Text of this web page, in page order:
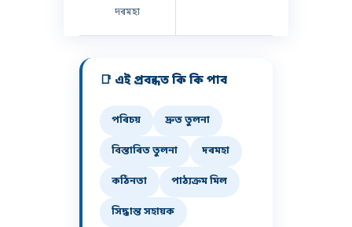
দৰমহা
📑 এই প্ৰবন্ধত কি কি পাব
পৰিচয় দ্ৰুত তুলনা
বিস্তাৰিত তুলনা দৰমহা
কঠিনতা পাঠ্যক্ৰম মিল
সিদ্ধান্ত সহায়ক